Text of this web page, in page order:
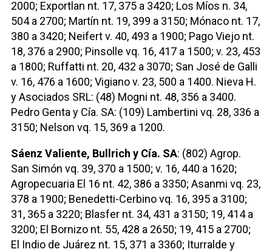
2000; Exportlan nt. 17, 375 a 3420; Los Míos n. 34,
504 a 2700; Martín nt. 19, 399 a 3150; Mónaco nt. 17,
380 a 3420; Neifert v. 40, 493 a 1900; Pago Viejo nt.
18, 376 a 2900; Pinsolle vq. 16, 417 a 1500; v. 23, 453
a 1800; Ruffatti nt. 20, 432 a 3070; San José de Galli
v. 16, 476 a 1600; Vigiano v. 23, 500 a 1400. Nieva H.
y Asociados SRL: (48) Mogni nt. 48, 356 a 3400.
Pedro Genta y Cía. SA: (109) Lambertini vq. 28, 336 a
3150; Nelson vq. 15, 369 a 1200.
Sáenz Valiente, Bullrich y Cía. SA: (802) Agrop.
San Simón vq. 39, 370 a 1500; v. 16, 440 a 1620;
Agropecuaria El 16 nt. 42, 386 a 3350; Asanmi vq. 23,
378 a 1900; Benedetti-Cerbino vq. 16, 395 a 3100;
31, 365 a 3220; Blasfer nt. 34, 431 a 3150; 19, 414 a
3200; El Bornizo nt. 55, 428 a 2650; 19, 415 a 2700;
El Indio de Juárez nt. 15, 371 a 3360; Iturralde y